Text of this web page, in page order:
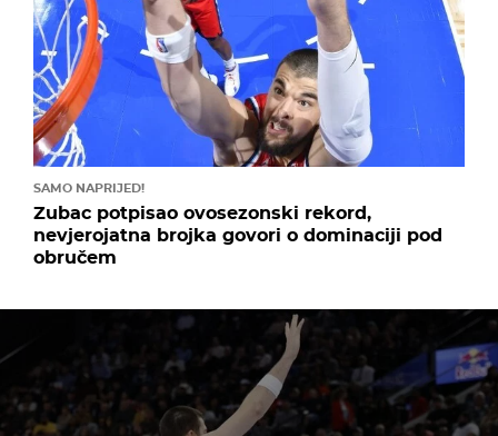
SAMO NAPRIJED!
Zubac potpisao ovosezonski rekord,
nevjerojatna brojka govori o dominaciji pod
obručem